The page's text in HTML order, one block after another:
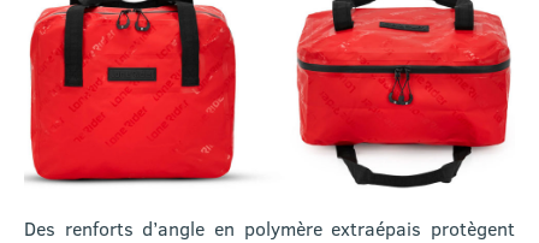
Des renforts d’angle en polymère extraépais protègent